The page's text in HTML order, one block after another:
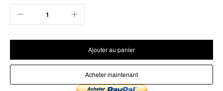
Ajouter au panier
Acheter maintenant